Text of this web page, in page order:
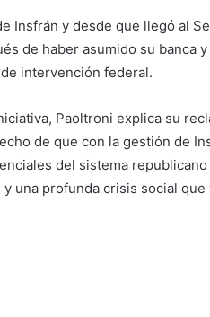
Insfrán y desde que llegó al
de haber asumido su banca
intervención federal.
Paoltroni explica su
de que con la gestión de
del sistema
una profunda crisis social